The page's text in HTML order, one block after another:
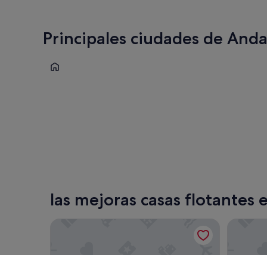
Principales ciudades de
Marbella
las mejoras casas flotantes